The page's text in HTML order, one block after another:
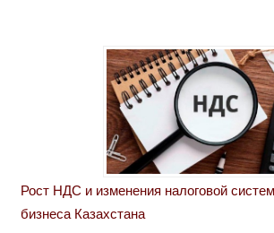
Рост НДС и изменения налоговой
бизнеса Казахстана